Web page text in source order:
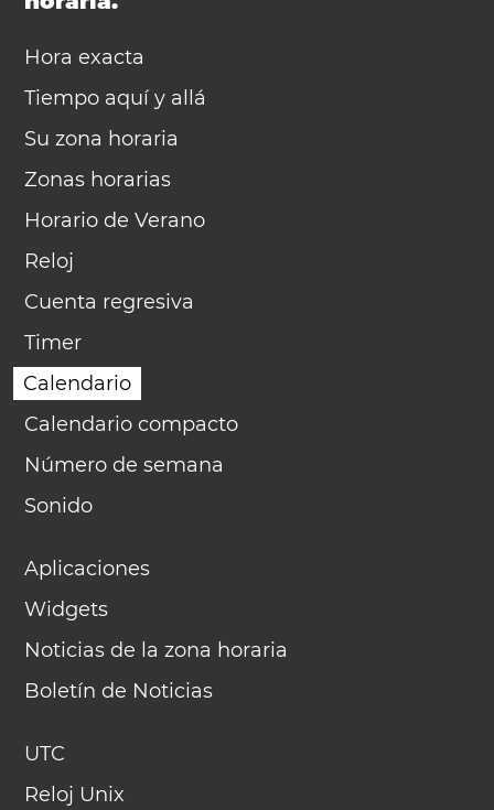
Hora exacta
Tiempo aquí y allá
Su zona horaria
Zonas horarias
Horario de Verano
Reloj
Cuenta regresiva
Timer
Calendario
Calendario compacto
Número de semana
Sonido
Aplicaciones
Widgets
Noticias de la zona horaria
Boletín de Noticias
UTC
Reloj Unix